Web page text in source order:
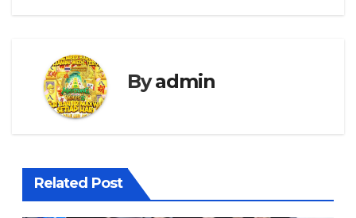
Byadmin
Related Post